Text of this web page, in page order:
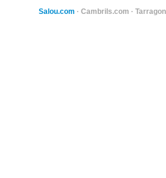
Salou.com · Cambrils.com ·